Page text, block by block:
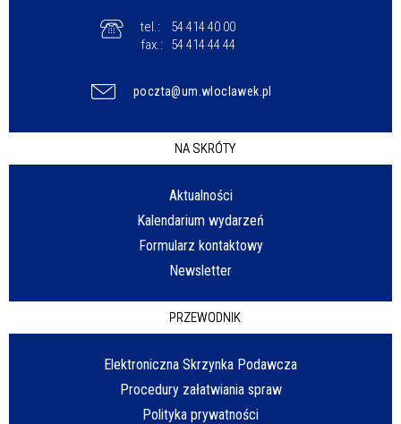
tel.:
54 414 40 00
fax.:
54 414 44 44
poczta@um.wloclawek.pl
NA SKRÓTY
Aktualności
Kalendarium wydarzeń
Formularz kontaktowy
Newsletter
PRZEWODNIK
Elektroniczna Skrzynka Podawcza
Procedury załatwiania spraw
Polityka prywatności